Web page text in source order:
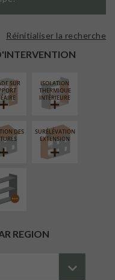
Réinitialiser la recherche
SUR
ISOLATION
THERMIQUE
INTÉRIEURE
DES
SURÉLÉVATION
EXTENSION
REGION